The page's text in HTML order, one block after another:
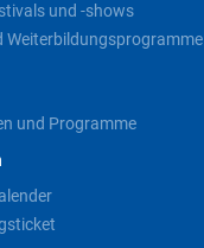
und -shows
Weiterbildungsprogramme
und Programme